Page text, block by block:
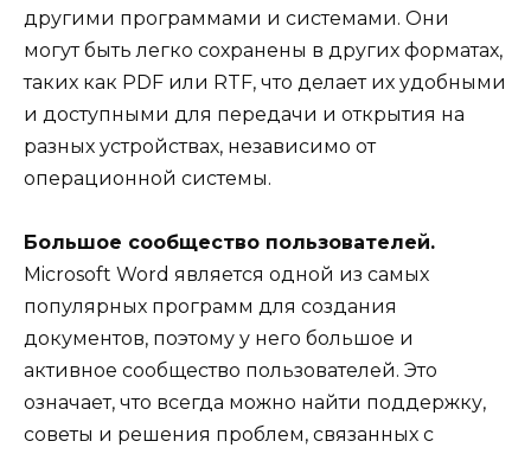
другими программами и системами. Они
могут быть легко сохранены в других форматах,
таких как PDF или RTF, что делает их удобными
и доступными для передачи и открытия на
разных устройствах, независимо от
операционной системы.
Большое сообщество пользователей.
Microsoft Word является одной из самых
популярных программ для создания
документов, поэтому у него большое и
активное сообщество пользователей. Это
означает, что всегда можно найти поддержку,
советы и решения проблем, связанных с